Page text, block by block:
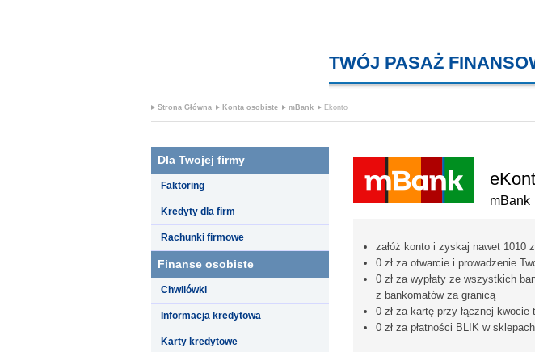
TWÓJ PASAŻ
Strona Główna Konta osobiste mBank Ekonto
Dla Twojej firmy
Faktoring
Kredyty dla firm
Rachunki firmowe
Finanse osobiste
Chwilówki
Informacja kredytowa
Karty kredytowe
mBank
załóż konto i zyskaj nawet 1010
0 zł za otwarcie i prowadzenie
0 zł za wypłaty ze wszystkich
z bankomatów za granicą
0 zł za kartę przy łącznej
0 zł za płatności BLIK w